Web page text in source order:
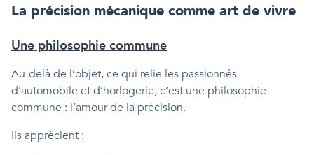
La précision mécanique comme art de vivre
Une philosophie commune
Au-delà de l’objet, ce qui relie les passionnés
d’automobile et d’horlogerie, c’est une philosophie
commune : l’amour de la précision.
Ils apprécient :